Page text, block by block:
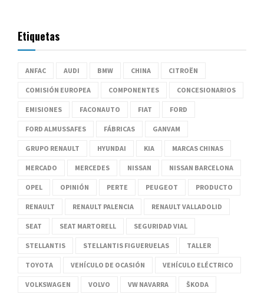
Etiquetas
ANFAC AUDI BMW CHINA CITROËN
COMISIÓN EUROPEA COMPONENTES CONCESIONARIOS
EMISIONES FACONAUTO FIAT FORD
FORD ALMUSSAFES FÁBRICAS GANVAM
GRUPO RENAULT HYUNDAI KIA MARCAS CHINAS
MERCADO MERCEDES NISSAN NISSAN BARCELONA
OPEL OPINIÓN PERTE PEUGEOT PRODUCTO
RENAULT RENAULT PALENCIA RENAULT VALLADOLID
SEAT SEAT MARTORELL SEGURIDAD VIAL
STELLANTIS STELLANTIS FIGUERUELAS TALLER
TOYOTA VEHÍCULO DE OCASIÓN VEHÍCULO ELÉCTRICO
VOLKSWAGEN VOLVO VW NAVARRA ŠKODA